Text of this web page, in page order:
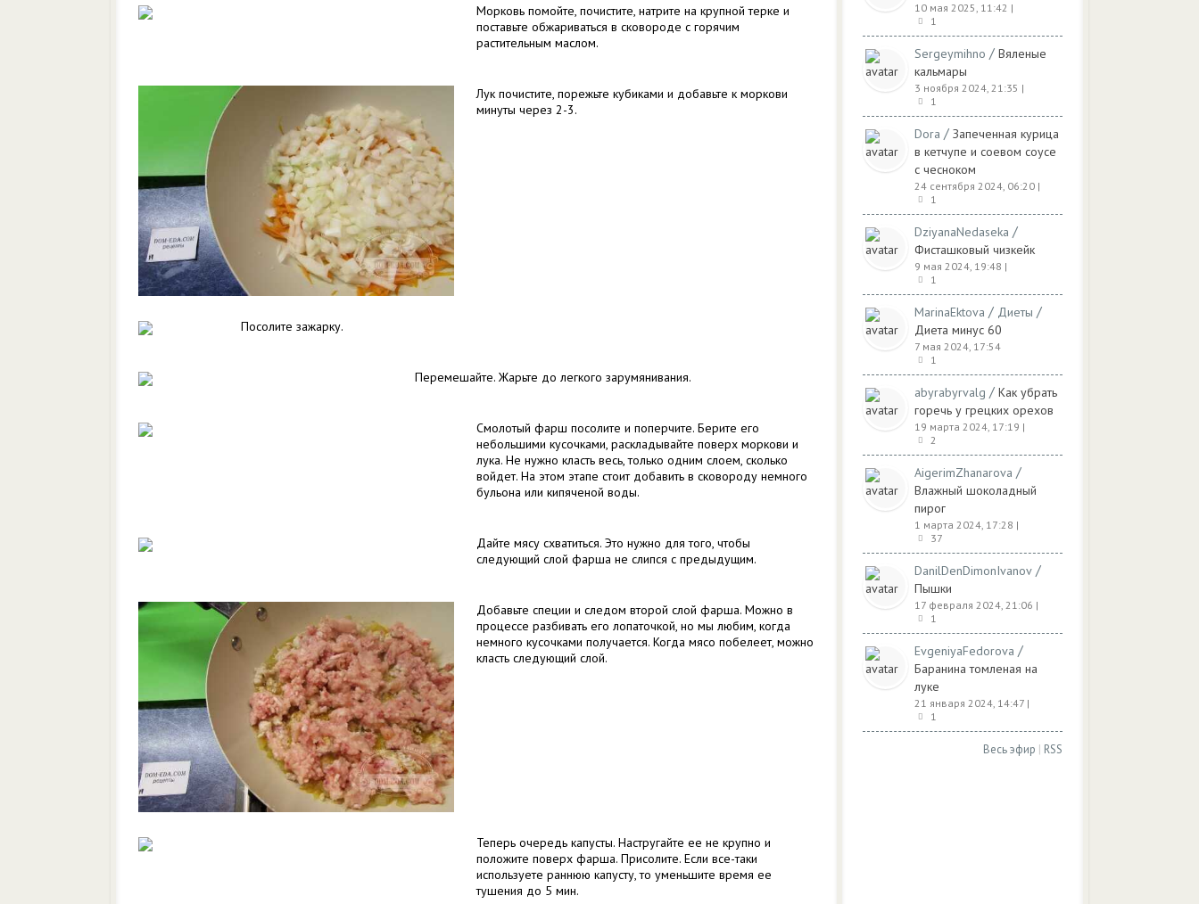
Морковь помойте, почистите, натрите на крупной терке и
поставьте обжариваться в сковороде с горячим
растительным маслом.
Лук почистите, порежьте кубиками и добавьте к моркови
минуты через 2-3.
Посолите зажарку.
Перемешайте. Жарьте до легкого зарумянивания.
Смолотый фарш посолите и поперчите. Берите его
небольшими кусочками, раскладывайте поверх моркови и
лука. Не нужно класть весь, только одним слоем, сколько
войдет. На этом этапе стоит добавить в сковороду немного
бульона или кипяченой воды.
Дайте мясу схватиться. Это нужно для того, чтобы
следующий слой фарша не слипся с предыдущим.
Добавьте специи и следом второй слой фарша. Можно в
процессе разбивать его лопаточкой, но мы любим, когда
немного кусочками получается. Когда мясо побелеет, можно
класть следующий слой.
Теперь очередь капусты. Настругайте ее не крупно и
положите поверх фарша. Присолите. Если все-таки
используете раннюю капусту, то уменьшите время ее
тушения до 5 мин.
10 мая 2025, 11:42 |
1
Sergeymihno / Вяленые
кальмары
3 ноября 2024, 21:35 |
1
Dora / Запеченная курица
в кетчупе и соевом соусе
с чесноком
24 сентября 2024, 06:20 |
1
DziyanaNedaseka /
Фисташковый чизкейк
9 мая 2024, 19:48 |
1
MarinaEktova / Диеты /
Диета минус 60
7 мая 2024, 17:54
1
abyrabyrvalg / Как убрать
горечь у грецких орехов
19 марта 2024, 17:19 |
2
AigerimZhanarova /
Влажный шоколадный
пирог
1 марта 2024, 17:28 |
37
DanilDenDimonIvanov /
Пышки
17 февраля 2024, 21:06 |
1
EvgeniyaFedorova /
Баранина томленая на
луке
21 января 2024, 14:47 |
1
Весь эфир | RSS